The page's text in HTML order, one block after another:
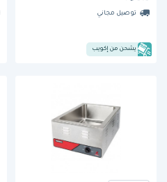
توصيل مجاني
يشحن من إكويب